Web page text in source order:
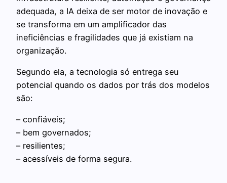
adequada, a IA deixa de ser motor de inovação e
se transforma em um amplificador das
ineficiências e fragilidades que já existiam na
organização.
Segundo ela, a tecnologia só entrega seu
potencial quando os dados por trás dos modelos
são:
– confiáveis;
– bem governados;
– resilientes;
– acessíveis de forma segura.